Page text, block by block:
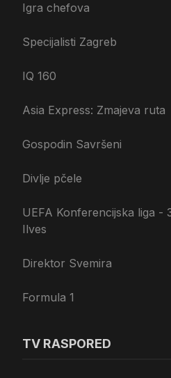
Igra chefova
Specijalisti Zagreb
IQ 160
Asia Express: Zmajeva ruta
Gospodin Savršeni
Divlje pčele
UEFA Konferencijska liga -
Ilves
Direktor Svemira
Formula 1
TV RASPORED